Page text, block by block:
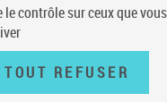
CE
contrôle sur ceux que vous
TOUT REFUSER